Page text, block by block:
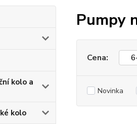
kolo a
kolo
Pumpy
Cena:
Novinka